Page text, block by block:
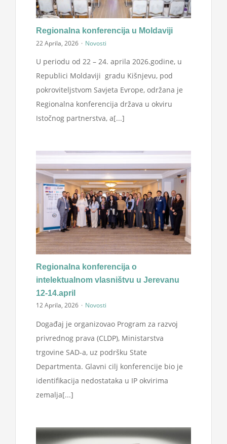
Projekti
Novosti
Kontakt
Regionalna konferencija u Moldaviji
22 Aprila, 2026 · Novosti
U periodu od 22 – 24. aprila 2026.godine, u
Republici Moldaviji gradu Kišnjevu, pod
pokroviteljstvom Savjeta Evrope, održana je
Regionalna konferencija država u okviru
Istočnog partnerstva, a[...]
Regionalna konferencija o
intelektualnom vlasništvu u Jerevanu
12-14.april
12 Aprila, 2026 · Novosti
Događaj je organizovao Program za razvoj
privrednog prava (CLDP), Ministarstva
trgovine SAD-a, uz podršku State
Departmenta. Glavni cilj konferencije bio je
identifikacija nedostataka u IP okvirima
zemalja[...]